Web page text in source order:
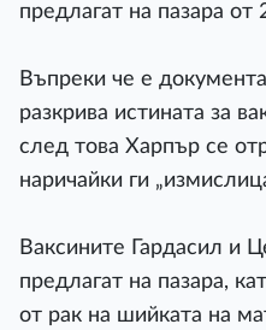
предлагат на пазара от
Въпреки че е
разкрива истината за
след това Харпър се
наричайки ги
Ваксините Гардасил и
предлагат на пазара,
от рак на шийката на